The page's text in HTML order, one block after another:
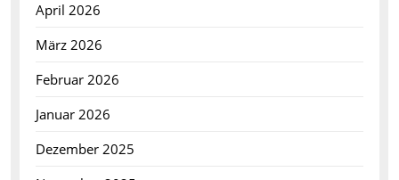
April 2026
März 2026
Februar 2026
Januar 2026
Dezember 2025